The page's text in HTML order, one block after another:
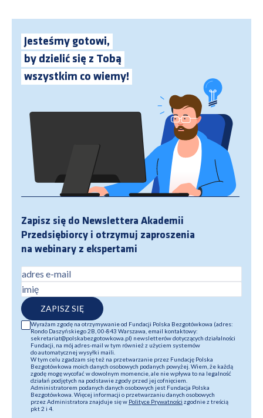
Jesteśmy gotowi,
by dzielić się z Tobą
wszystkim co wiemy!
Zapisz się do Newslettera Akademii
Przedsiębiorcy i otrzymuj zaproszenia
na webinary z ekspertami
adres e-mail
imię
ZAPISZ SIĘ
Wyrażam zgodę na otrzymywanie od Fundacji Polska Bezgotówkowa (adres:
Rondo Daszyńskiego 2B, 00-843 Warszawa, email kontaktowy:
sekretariat@polskabezgotowkowa.pl) newsletterów dotyczących działalności
Fundacji, na mój adres-mail w tym również z użyciem systemów
do automatycznej wysyłki maili.
W tym celu zgadzam się też na przetwarzanie przez Fundację Polska
Bezgotówkowa moich danych osobowych podanych powyżej. Wiem, że każdą
zgodę mogę wycofać w dowolnym momencie, ale nie wpływa to na legalność
działań podjętych na podstawie zgody przed jej cofnięciem.
Administratorem podanych danych osobowych jest Fundacja Polska
Bezgotówkowa. Więcej informacji o przetwarzaniu danych osobowych
przez Administratora znajduje się w Polityce Prywatności zgodnie z treścią
pkt 2 i 4.